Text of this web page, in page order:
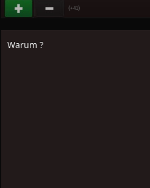
(+41)
Warum ?